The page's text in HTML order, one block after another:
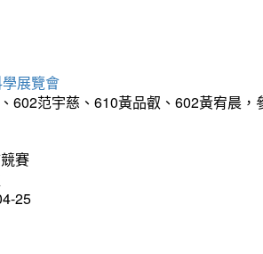
展覽會
602范宇慈、610黃品叡、602黃宥晨
賽
25